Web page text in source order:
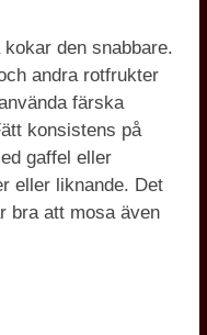
den snabbare.
andra rotfrukter
färska
konsistens på
gaffel eller
eller liknande. Det
bra att mosa även